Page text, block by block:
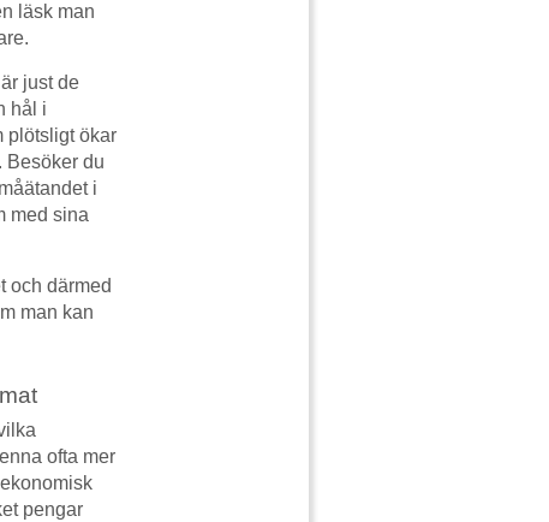
läsk man
just de
hål i
plötsligt ökar
Besöker du
i
med sina
och därmed
man kan
ofta mer
pengar